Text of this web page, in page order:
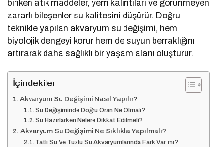
biriken atık maddeler, yem kalıntıları ve görünmeyen
zararlı bileşenler su kalitesini düşürür. Doğru
teknikle yapılan akvaryum su değişimi, hem
biyolojik dengeyi korur hem de suyun berraklığını
artırarak daha sağlıklı bir yaşam alanı oluşturur.
İçindekiler
Akvaryum Su Değişimi Nasıl Yapılır?
Su Değişiminde Doğru Oran Ne Olmalı?
Su Hazırlarken Nelere Dikkat Edilmeli?
Akvaryum Su Değişimi Ne Sıklıkla Yapılmalı?
Tatlı Su Ve Tuzlu Su Akvaryumlarında Fark Var mı?